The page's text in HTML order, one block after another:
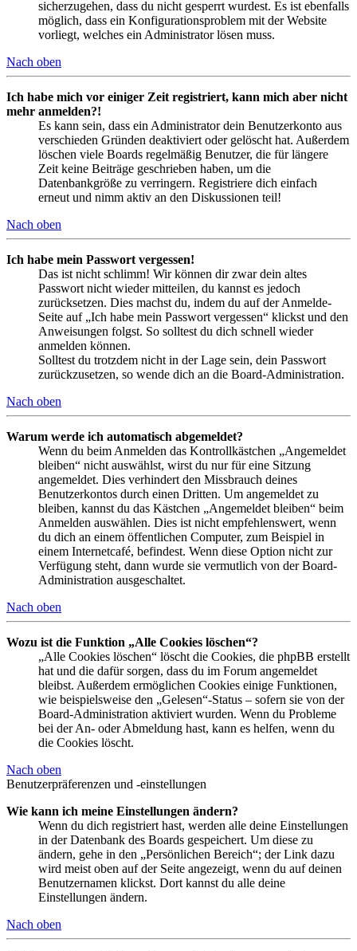
sicherzugehen, dass du nicht gesperrt wurdest. Es ist ebenfalls
möglich, dass ein Konfigurationsproblem mit der Website
vorliegt, welches ein Administrator lösen muss.
Nach oben
Ich habe mich vor einiger Zeit registriert, kann mich aber nicht
mehr anmelden?!
Es kann sein, dass ein Administrator dein Benutzerkonto aus
verschieden Gründen deaktiviert oder gelöscht hat. Außerdem
löschen viele Boards regelmäßig Benutzer, die für längere
Zeit keine Beiträge geschrieben haben, um die
Datenbankgröße zu verringern. Registriere dich einfach
erneut und nimm aktiv an den Diskussionen teil!
Nach oben
Ich habe mein Passwort vergessen!
Das ist nicht schlimm! Wir können dir zwar dein altes
Passwort nicht wieder mitteilen, du kannst es jedoch
zurücksetzen. Dies machst du, indem du auf der Anmelde-
Seite auf „Ich habe mein Passwort vergessen“ klickst und den
Anweisungen folgst. So solltest du dich schnell wieder
anmelden können.
Solltest du trotzdem nicht in der Lage sein, dein Passwort
zurückzusetzen, so wende dich an die Board-Administration.
Nach oben
Warum werde ich automatisch abgemeldet?
Wenn du beim Anmelden das Kontrollkästchen „Angemeldet
bleiben“ nicht auswählst, wirst du nur für eine Sitzung
angemeldet. Dies verhindert den Missbrauch deines
Benutzerkontos durch einen Dritten. Um angemeldet zu
bleiben, kannst du das Kästchen „Angemeldet bleiben“ beim
Anmelden auswählen. Dies ist nicht empfehlenswert, wenn
du dich an einem öffentlichen Computer, zum Beispiel in
einem Internetcafé, befindest. Wenn diese Option nicht zur
Verfügung steht, dann wurde sie vermutlich von der Board-
Administration ausgeschaltet.
Nach oben
Wozu ist die Funktion „Alle Cookies löschen“?
„Alle Cookies löschen“ löscht die Cookies, die phpBB erstellt
hat und die dafür sorgen, dass du im Forum angemeldet
bleibst. Außerdem ermöglichen Cookies einige Funktionen,
wie beispielsweise den „Gelesen“-Status – sofern sie von der
Board-Administration aktiviert wurden. Wenn du Probleme
bei der An- oder Abmeldung hast, kann es helfen, wenn du
die Cookies löscht.
Nach oben
Benutzerpräferenzen und -einstellungen
Wie kann ich meine Einstellungen ändern?
Wenn du dich registriert hast, werden alle deine Einstellungen
in der Datenbank des Boards gespeichert. Um diese zu
ändern, gehe in den „Persönlichen Bereich“; der Link dazu
wird meist oben auf der Seite angezeigt, wenn du auf deinen
Benutzernamen klickst. Dort kannst du alle deine
Einstellungen ändern.
Nach oben